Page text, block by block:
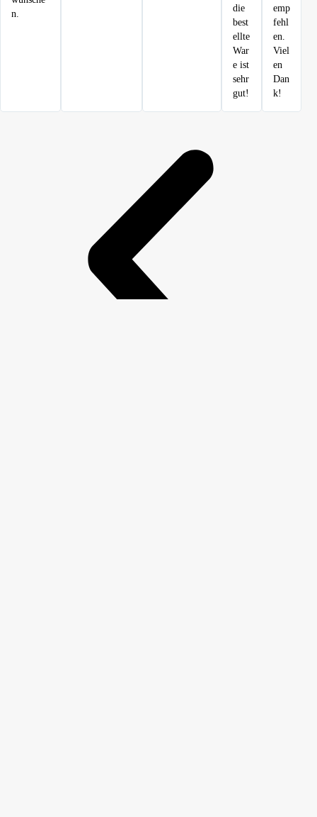
n.
die
best
ellte
War
e ist
sehr
gut!
emp
fehl
en.
Viel
en
Dan
k!